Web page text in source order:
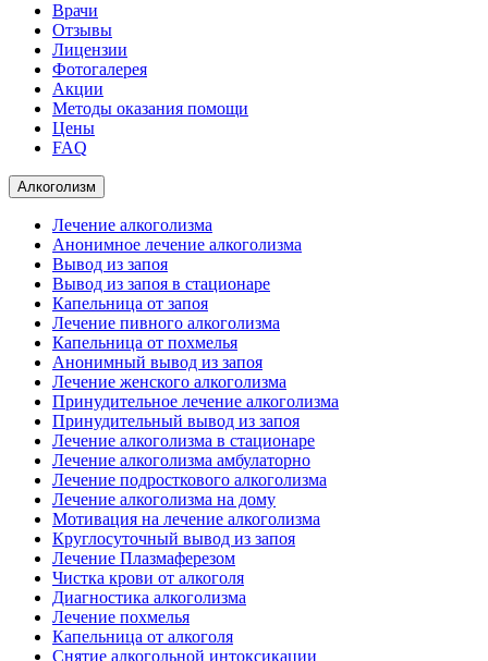
Врачи
Отзывы
Лицензии
Фотогалерея
Акции
Методы оказания помощи
Цены
FAQ
Алкоголизм
Лечение алкоголизма
Анонимное лечение алкоголизма
Вывод из запоя
Вывод из запоя в стационаре
Капельница от запоя
Лечение пивного алкоголизма
Капельница от похмелья
Анонимный вывод из запоя
Лечение женского алкоголизма
Принудительное лечение алкоголизма
Принудительный вывод из запоя
Лечение алкоголизма в стационаре
Лечение алкоголизма амбулаторно
Лечение подросткового алкоголизма
Лечение алкоголизма на дому
Мотивация на лечение алкоголизма
Круглосуточный вывод из запоя
Лечение Плазмаферезом
Чистка крови от алкоголя
Диагностика алкоголизма
Лечение похмелья
Капельница от алкоголя
Снятие алкогольной интоксикации